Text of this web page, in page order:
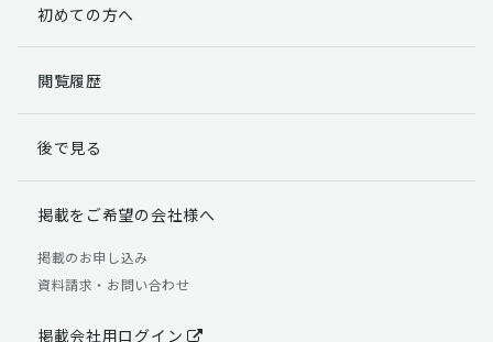
らかじめご了承ください。
個人情報の開示請求について
る権利があります。
「個人情報の取り扱いについて」
【お問合せ先】 個人情報問合せ窓口
TEL：03-5411-7891（平日9:00 ～ 18:00）
初めての方へ
閲覧履歴
後で見る
掲載をご希望の会社様へ
掲載のお申し込み
資料請求・お問い合わせ
掲載会社用ログイン